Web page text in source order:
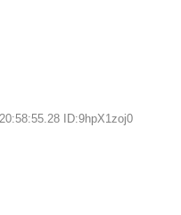
ID:9hpX1zoj0